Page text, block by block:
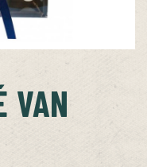
VAN